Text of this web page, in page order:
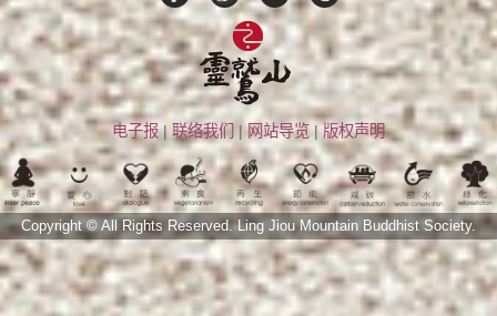
电子报|联络我们 |网站导览| 版权声明
Copyright © All Rights Reserved.Ling Jiou Mountain Buddhist Society.